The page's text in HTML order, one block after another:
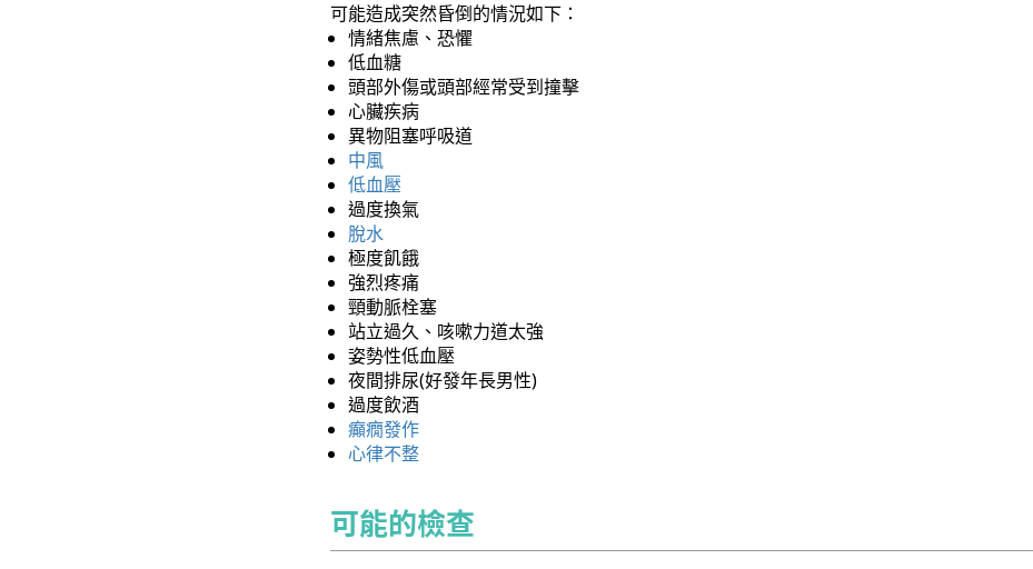
可能造成突然昏倒的情況如下：
情緒焦慮、恐懼
低血糖
頭部外傷或頭部經常受到撞擊
心臟疾病
異物阻塞呼吸道
中風
低血壓
過度換氣
脫水
極度飢餓
強烈疼痛
頸動脈栓塞
站立過久、咳嗽力道太強
姿勢性低血壓
夜間排尿(好發年長男性)
過度飲酒
癲癇發作
心律不整
可能的檢查